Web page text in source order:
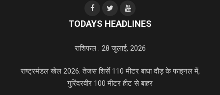
TODAYS HEADLINES
राशिफल : 28 जुलाई, 2026
राष्ट्रमंडल खेल 2026: तेजस शिर्से 110 मीटर बाधा दौड़ के फाइनल में,
गुरिंदरवीर 100 मीटर हीट से बाहर